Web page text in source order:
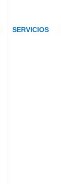
SERVICIOS